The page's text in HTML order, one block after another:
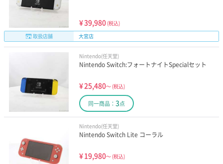
¥39,980 (税込)
取扱店舗
大宮店
Nintendo(任天堂)
Nintendo Switch:フォートナイトSpecialセット
¥25,480～ (税込)
同一商品： 3点
Nintendo(任天堂)
Nintendo Switch Lite コーラル
¥19,980～ (税込)